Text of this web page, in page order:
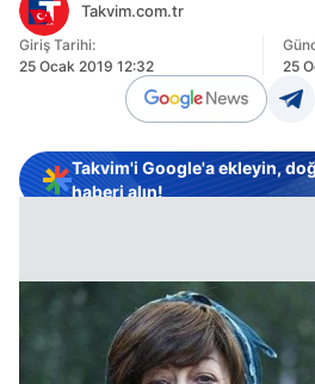
Takvim.com.tr
Giriş Tarihi:
25 Ocak 2019 12:32
25
Takvim'i Google'a ekleyin,
haberi alın!